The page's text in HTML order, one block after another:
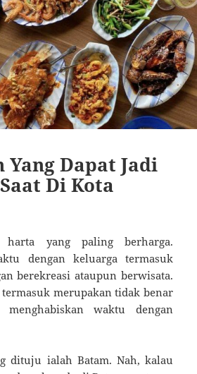
Yang Dapat Jadi
Di Kota
harta yang paling berharga.
dengan keluarga termasuk
berekreasi ataupun berwisata.
merupakan tidak benar
waktu dengan
dituju ialah Batam. Nah, kalau